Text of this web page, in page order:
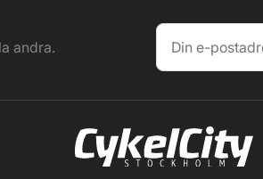
andra.